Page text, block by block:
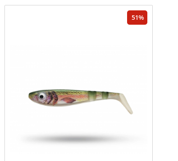
51